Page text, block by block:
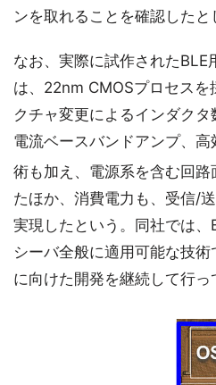
ンを取れることを確認したと
なお、実際に試作されたBLE
は、22nm CMOSプロセスを
クチャ変更によるインダク
電流ベースバンドアンプ、
術も加え、電源系を含む回
たほか、消費電力も、受信/
実現したという。同社では、
シーバ全般に適用可能な技
に向けた開発を継続して行っ